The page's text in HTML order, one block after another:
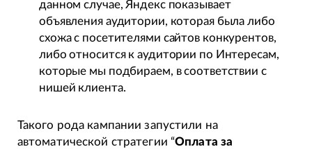
данном случае, Яндекс показывает
объявления аудитории, которая была либо
схожа с посетителями сайтов конкурентов,
либо относится к аудитории по Интересам,
которые мы подбираем, в соответствии с
нишей клиента.
Такого рода кампании запустили на
автоматической стратегии “Оплата за